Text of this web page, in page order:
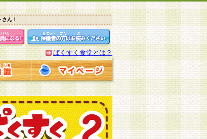
ん！
ぱくすく食堂とは？